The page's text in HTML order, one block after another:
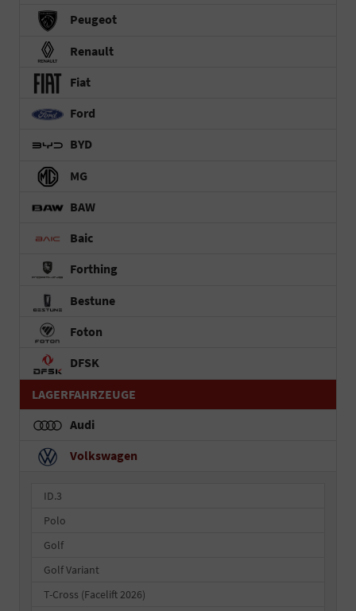
Peugeot
Renault
Fiat
Ford
BYD
MG
BAW
Baic
Forthing
Bestune
Foton
DFSK
LAGERFAHRZEUGE
Audi
Volkswagen
ID.3
Polo
Golf
Golf Variant
T-Cross (Facelift 2026)